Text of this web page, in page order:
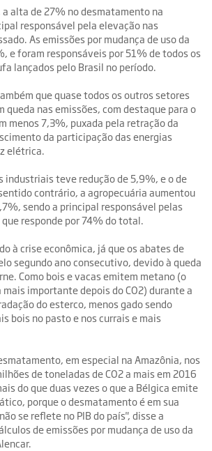
alta de 27% no desmatamento na
responsável pela elevação nas
As emissões por mudança de uso da
e foram responsáveis por 51% de todos os
lançados pelo Brasil no período.
que quase todos os outros setores
queda nas emissões, com destaque para o
menos 7,3%, puxada pela retração da
da participação das energias
elétrica.
industriais teve redução de 5,9%, e o de
contrário, a agropecuária aumentou
sendo a principal responsável pelas
responde por 74% do total.
à crise econômica, já que os abates de
segundo ano consecutivo, devido à queda
Como bois e vacas emitem metano (o
importante depois do CO2) durante a
do esterco, menos gado sendo
bois no pasto e nos currais e mais
em especial na Amazônia, nos
de toneladas de CO2 a mais em 2016
do que duas vezes o que a Bélgica emite
porque o desmatamento é em sua
se reflete no PIB do país", disse a
de emissões por mudança de uso da